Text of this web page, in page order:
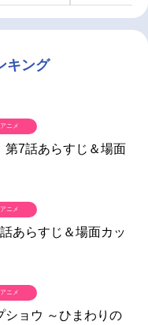
キング
第7話あらすじ＆場面
アニメ
あらすじ＆場面カッ
アニメ
ショウ ～ひまわりの
アニメ